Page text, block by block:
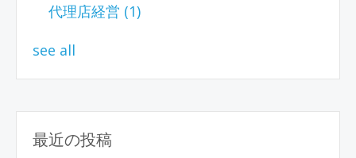
代理店経営 (1)
see all
最近の投稿